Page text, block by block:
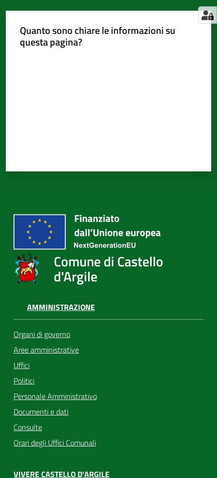
Quanto sono chiare le informazioni su
questa pagina?
Comune di Castello
d'Argile
AMMINISTRAZIONE
Organi di governo
Aree amministrative
Uffici
Politici
Personale Amministrativo
Documenti e dati
Consulte
Orari degli Uffici Comunali
VIVERE CASTELLO D'ARGILE